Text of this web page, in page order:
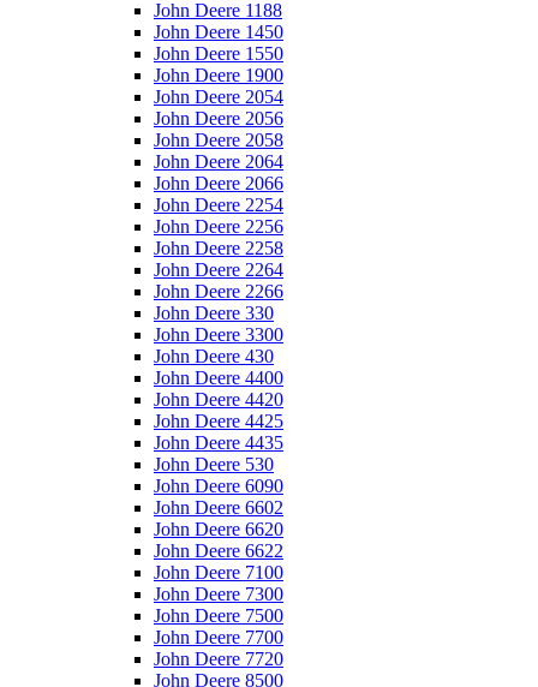
John Deere 1188
John Deere 1450
John Deere 1550
John Deere 1900
John Deere 2054
John Deere 2056
John Deere 2058
John Deere 2064
John Deere 2066
John Deere 2254
John Deere 2256
John Deere 2258
John Deere 2264
John Deere 2266
John Deere 330
John Deere 3300
John Deere 430
John Deere 4400
John Deere 4420
John Deere 4425
John Deere 4435
John Deere 530
John Deere 6090
John Deere 6602
John Deere 6620
John Deere 6622
John Deere 7100
John Deere 7300
John Deere 7500
John Deere 7700
John Deere 7720
John Deere 8500